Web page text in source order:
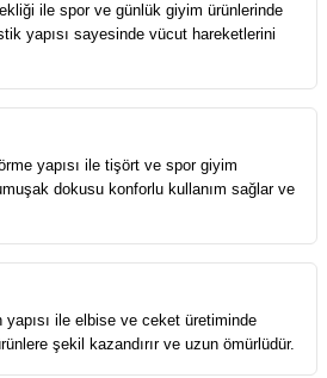
ile spor ve günlük giyim ürünlerinde
yapısı sayesinde vücut hareketlerini
yapısı ile tişört ve spor giyim
dokusu konforlu kullanım sağlar ve
ile elbise ve ceket üretiminde
şekil kazandırır ve uzun ömürlüdür.